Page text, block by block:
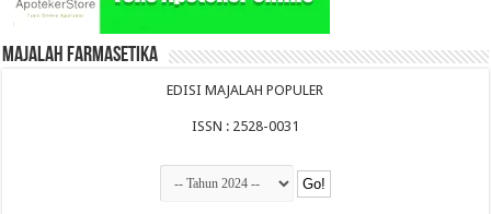
Majalah Farmasetika
EDISI MAJALAH POPULER
ISSN : 2528-0031